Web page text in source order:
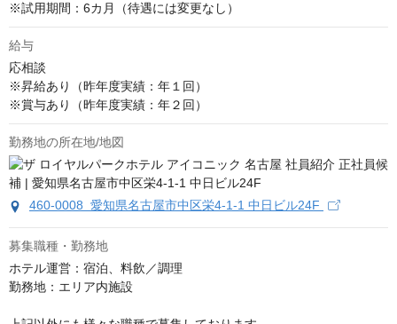
※試用期間：6カ月（待遇には変更なし）
給与
応相談
※昇給あり（昨年度実績：年１回）
※賞与あり（昨年度実績：年２回）
勤務地の所在地/地図
460-0008 愛知県名古屋市中区栄4-1-1 中日ビル24F
募集職種・勤務地
ホテル運営：宿泊、料飲／調理
勤務地：エリア内施設